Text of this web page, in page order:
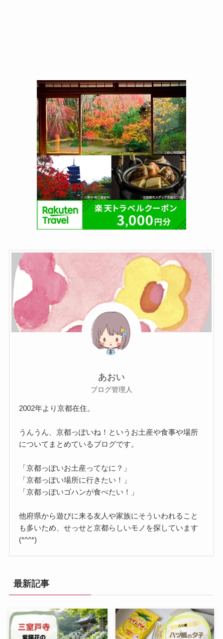
あおい
ブログ管理人
2002年より京都在住。
うんうん、京都っぽいね！というお土産や食事や場所
についてまとめているブログです。
「京都っぽいお土産ってなに？」
「京都っぽい場所に行きたい！」
「京都っぽいゴハンが食べたい！」
他府県から遊びに来る友人や家族にそういわれること
も多いため、せっせと京都らしいモノを探しています
(*^^*)
最新記事